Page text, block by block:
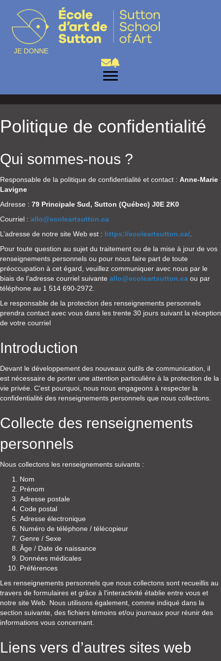
JE DONNE
Politique de confidentialité
Qui sommes-nous ?
Responsable de la politique de confidentialité et contact : Anne-Marie
Lavigne
Adresse : 79 Principale Sud, Sutton (Québec) J0E 2K0
Courriel : allo@ecoleartsutton.ca
L’adresse de notre site Web est : https://ecoleartsutton.ca/
Pour toute question au sujet du traitement ou de la mise à jour de vos
renseignements personnels ou pour nous faire part de toute
préoccupation à cet égard, veuillez communiquer avec nous par le
biais de l’adresse courriel suivante allo@ecoleartsutton.ca ou par
téléphone au 1 514 690-2972.
Le responsable de la protection des renseignements personnels
prendra contact avec vous dans les trente 30 jours suivant la réception
de votre courriel
Introduction
Devant le développement des nouveaux outils de communication, il
est nécessaire de porter une attention particulière à la protection de la
vie privée. C'est pourquoi, nous nous engageons à respecter la
confidentialité des renseignements personnels que nous collectons.
Collecte des renseignements
personnels
Nous collectons les renseignements suivants :
Nom
Prénom
Adresse postale
Code postal
Adresse électronique
Numéro de téléphone / télécopieur
Genre / Sexe
Âge / Date de naissance
Données médicales
Préférences
Les renseignements personnels que nous collectons sont recueillis au
travers de formulaires et grâce à l'interactivité établie entre vous et
notre site Web. Nous utilisons également, comme indiqué dans la
section suivante, des fichiers témoins et/ou journaux pour réunir des
informations vous concernant.
Liens vers d’autres sites web